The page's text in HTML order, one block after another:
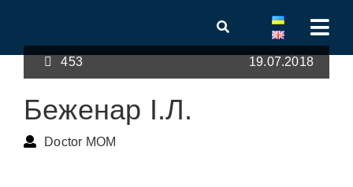
453 19.07.2018
Беженар І.Л.
Doctor MOM